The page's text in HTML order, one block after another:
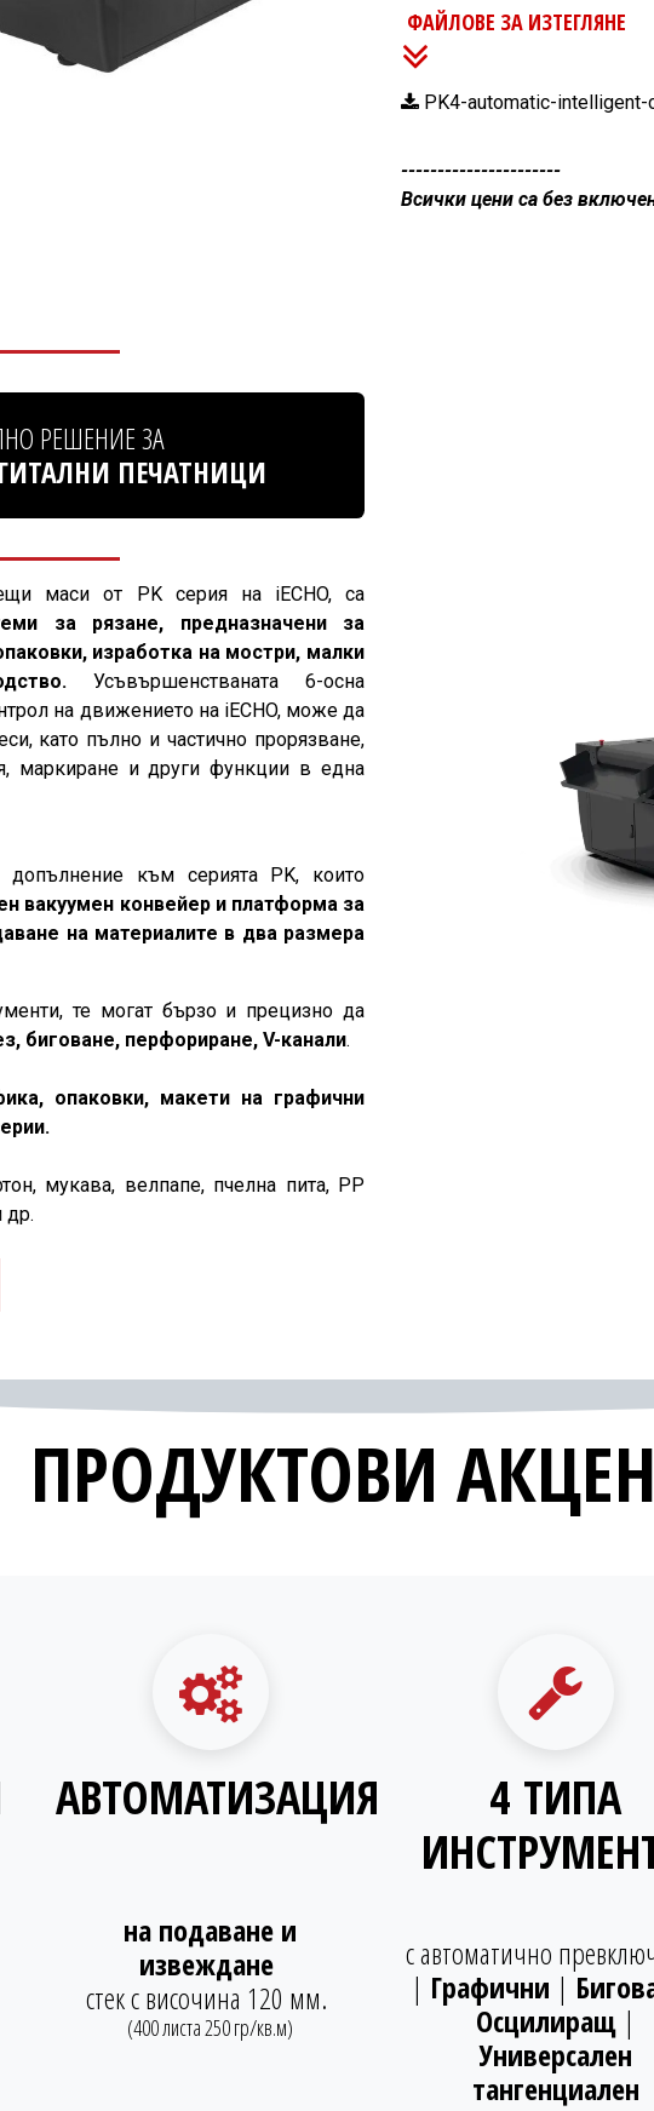
ФАЙЛОВЕ ЗА ИЗТЕГЛЯНЕ
PK4-automatic-
----------------------
Всички цени са без
РЕШЕНИЕ ЗА
ПЕЧАТНИЦИ
маси от PK серия на iECHO, са
за рязане, предназначени за
изработка на мостри, малки
Усъвършенстваната 6-осна
на движението на iECHO, може да
като пълно и частично прорязване,
маркиране и други функции в една
към серията PK, които
вакуумен конвейер и платформа за
на материалите в два размера
те могат бързо и прецизно да
биговане, перфориране, V-канали.
опаковки, макети на графични
мукава, велпапе, пчелна пита, PP
др.
ПРОДУКТОВИ
АВТОМАТИЗАЦИЯ
на подаване и
извеждане
стек с височина 120 мм.
(400 листа 250 гр/кв.м)
4 ТИПА
савтоматично
| Графични |
Осцилиращ |
Универсален
тангенциален